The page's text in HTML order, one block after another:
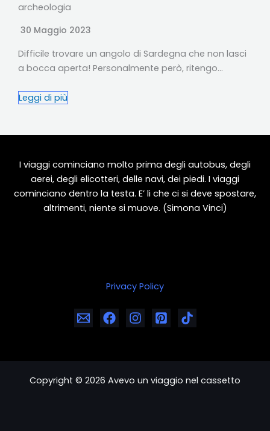
archeologia
30 Maggio 2023
Difficile trovare un angolo di Sardegna che non lasci
a bocca aperta! Personalmente però, ritengo…
Leggi di più
I viaggi cominciano molto prima degli autobus, degli
aerei, degli elicotteri, delle navi, dei piedi. I viaggi
cominciano dentro la testa. E’ li che ci si deve spostare,
altrimenti, niente si muove. (Simona Vinci)
Privacy Policy
Copyright © 2026 Avevo un viaggio nel cassetto